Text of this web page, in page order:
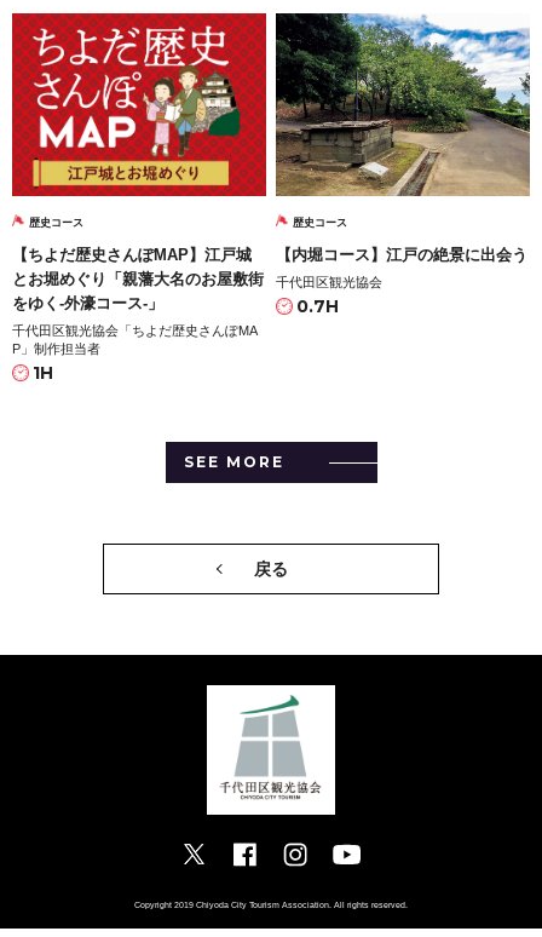
歴史コース
【ちよだ歴史さんぽMAP】江戸城
とお堀めぐり「親藩大名のお屋敷街
をゆく-外濠コース-」
千代田区観光協会「ちよだ歴史さんぽMA
P」制作担当者
1H
歴史コース
【内堀コース】江戸の絶景に出会う
千代田区観光協会
0.7H
SEE MORE
戻る
Copyright 2019 Chiyoda City Tourism Association. All rights reserved.